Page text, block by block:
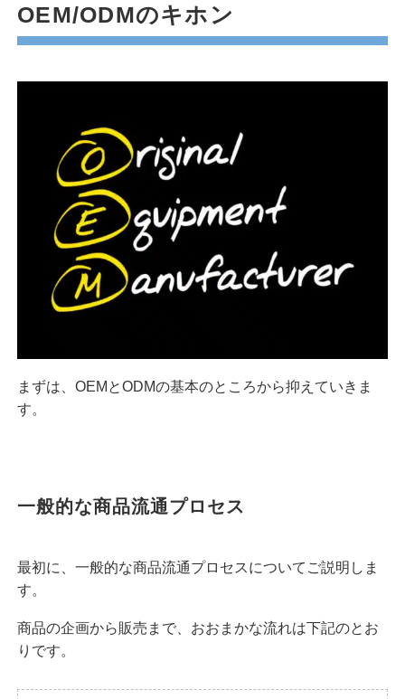
OEM/ODMのキホン
まずは、OEMとODMの基本のところから抑えていきま
す。
一般的な商品流通プロセス
最初に、一般的な商品流通プロセスについてご説明しま
す。
商品の企画から販売まで、おおまかな流れは下記のとお
りです。